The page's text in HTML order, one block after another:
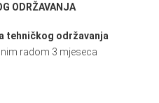
ODRŽAVANJA
tehničkog održavanja
radom 3 mjeseca